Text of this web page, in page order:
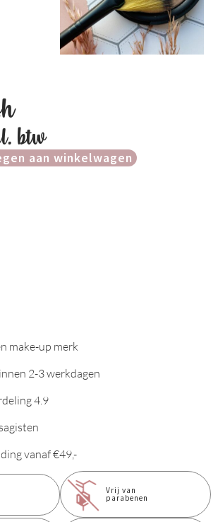
btw
aan winkelwagen
make-up merk
2-3 werkdagen
4.9
vanaf €49,-
Vrij van
parabenen